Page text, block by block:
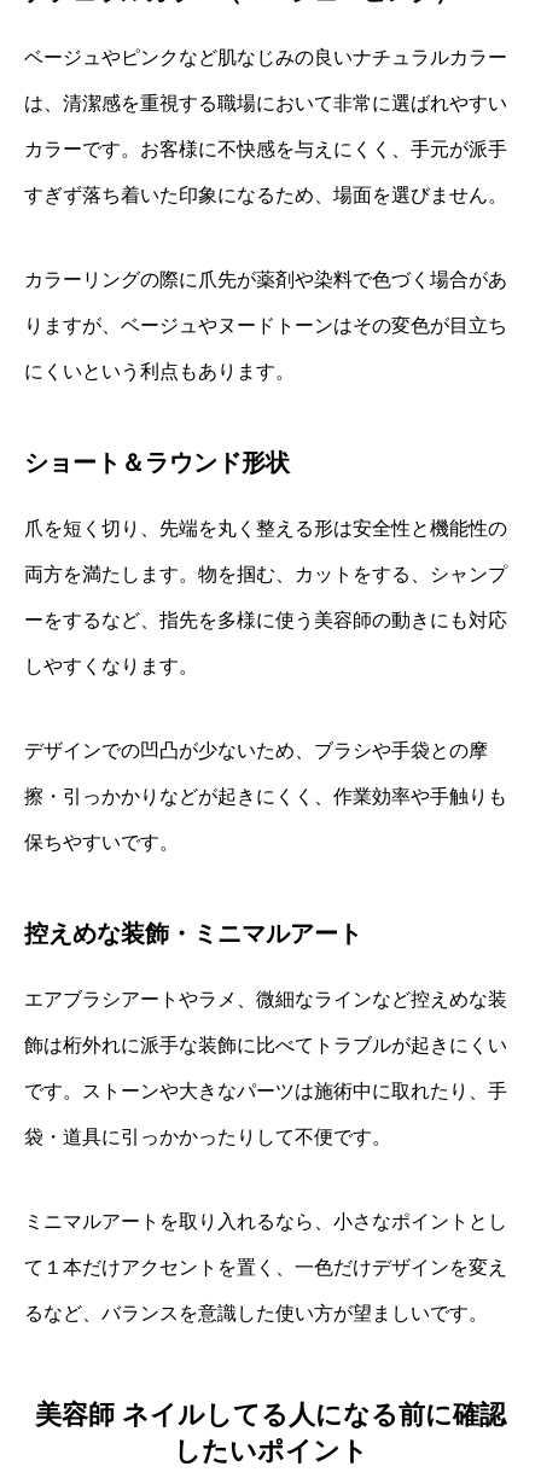
ベージュやピンクなど肌なじみの良いナチュラルカラー
は、清潔感を重視する職場において非常に選ばれやすい
カラーです。お客様に不快感を与えにくく、手元が派手
すぎず落ち着いた印象になるため、場面を選びません。
カラーリングの際に爪先が薬剤や染料で色づく場合があ
りますが、ベージュやヌードトーンはその変色が目立ち
にくいという利点もあります。
ショート＆ラウンド形状
爪を短く切り、先端を丸く整える形は安全性と機能性の
両方を満たします。物を掴む、カットをする、シャンプ
ーをするなど、指先を多様に使う美容師の動きにも対応
しやすくなります。
デザインでの凹凸が少ないため、ブラシや手袋との摩
擦・引っかかりなどが起きにくく、作業効率や手触りも
保ちやすいです。
控えめな装飾・ミニマルアート
エアブラシアートやラメ、微細なラインなど控えめな装
飾は桁外れに派手な装飾に比べてトラブルが起きにくい
です。ストーンや大きなパーツは施術中に取れたり、手
袋・道具に引っかかったりして不便です。
ミニマルアートを取り入れるなら、小さなポイントとし
て１本だけアクセントを置く、一色だけデザインを変え
るなど、バランスを意識した使い方が望ましいです。
美容師 ネイルしてる人になる前に確認
したいポイント